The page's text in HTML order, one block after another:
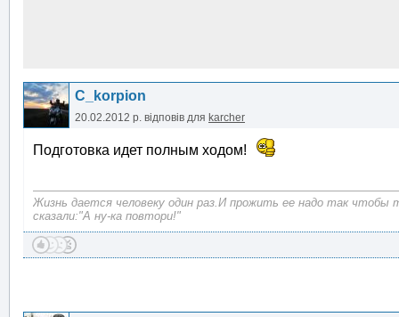
C_korpion
20.02.2012 р. відповів для karcher
Подготовка идет полным ходом!
Жизнь дается человеку один раз.И прожить ее надо так чтобы
сказали:"А ну-ка повтори!"